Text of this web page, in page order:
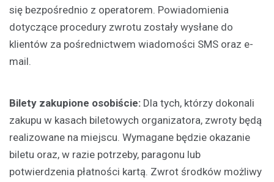
się bezpośrednio z operatorem. Powiadomienia
dotyczące procedury zwrotu zostały wysłane do
klientów za pośrednictwem wiadomości SMS oraz e-
mail.
Bilety zakupione osobiście: Dla tych, którzy dokonali
zakupu w kasach biletowych organizatora, zwroty będą
realizowane na miejscu. Wymagane będzie okazanie
biletu oraz, w razie potrzeby, paragonu lub
potwierdzenia płatności kartą. Zwrot środków możliwy